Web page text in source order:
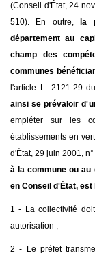
(Conseil d'État, 24
510). En outre,
la
département au
champ des
communes
l'article L. 2121-29
ainsi se prévaloir
empiéter sur les
établissements en
d'État, 29 juin 2001,
à la commune ou
en Conseil d'État, est
1 - La collectivité
autorisation ;
2 - Le préfet